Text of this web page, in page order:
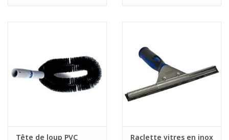
Tête de loup PVC
Raclette vitres en inox